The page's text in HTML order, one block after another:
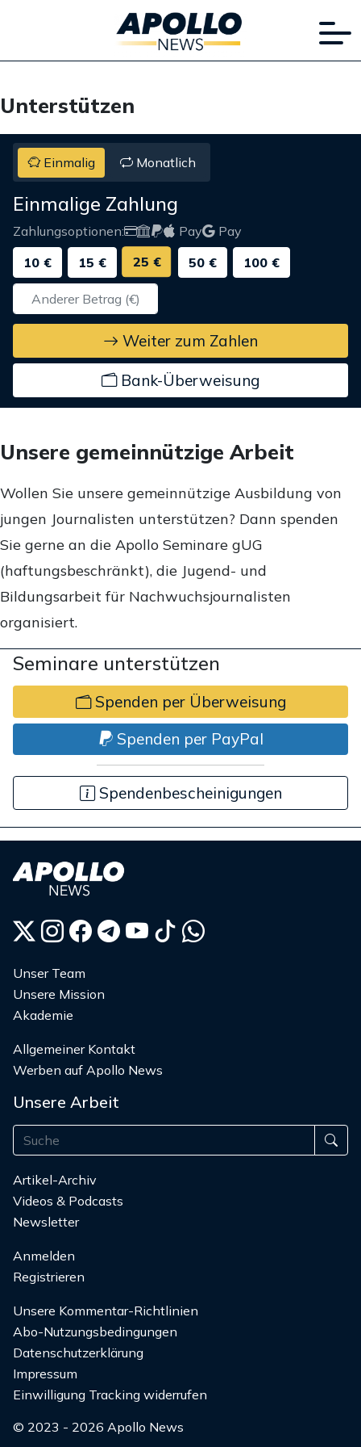
Unterstützen
Einmalig Monatlich
Einmalige Zahlung
Zahlungsoptionen: Pay
Pay
10 €
15 € 25 € 50 € 100 €
Weiter zum Zahlen
Bank-Überweisung
Unsere gemeinnützige Arbeit
Wollen Sie unsere gemeinnützige Ausbildung von
jungen Journalisten unterstützen? Dann spenden
Sie gerne an die Apollo Seminare gUG
(haftungsbeschränkt), die Jugend- und
Bildungsarbeit für Nachwuchsjournalisten
organisiert.
Seminare unterstützen
Spenden per Überweisung
Spenden per PayPal
Spendenbescheinigungen
Unser Team
Unsere Mission
Akademie
Allgemeiner Kontakt
Werben auf Apollo News
Unsere Arbeit
Artikel-Archiv
Videos & Podcasts
Newsletter
Anmelden
Registrieren
Unsere Kommentar-Richtlinien
Abo-Nutzungsbedingungen
Datenschutzerklärung
Impressum
Einwilligung Tracking widerrufen
© 2023 - 2026 Apollo News